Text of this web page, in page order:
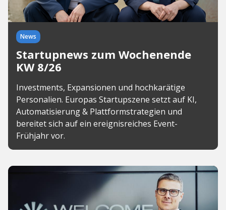
News
Startupnews zum Wochenende
KW 8/26
Investments, Expansionen und hochkarätige
Personalien. Europas Startupszene setzt auf KI,
Automatisierung & Plattformstrategien und
bereitet sich auf ein ereignisreiches Event-
Frühjahr vor.